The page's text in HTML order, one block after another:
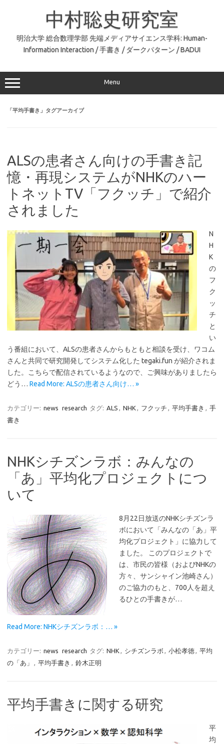
中村聡史研究室
明治大学 総合数理学部 先端メディアサイエンス学科: Human-
Information Interaction / 手書き / ダークパターン / BADUI
Menu
「平均手書き 」タグアーカイブ
ALSの患者さん向けの手書き記
憶・再現システムがNHKのハー
トネットTV「フクッチ」で紹介
されました
N
H
K
の
フ
ク
ッ
チ
と
い
う番組において、ALSの患者さんからもともと相談を受け、ワコム
さんと共同で研究開発してシステム化した tegaki.fun が紹介されま
した。こちらで配信されているようなので、ご興味がありましたら
どう… Read More: ALSの患者さん向け… »
カテゴリー: news research タグ: ALS , NHK , フクッチ , 平均手書き , 手
書き
NHKシチズンラボ：みんなの
「あ」平均化プロジェクトにつ
いて
8月22日放送のNHKシチズンラ
ボにおいて「みんなの「あ」平
均化プロジェクト」に協力して
ました。 このプロジェクトで
は、市民の皆様（およびNHKの
方々、サンシャイン池崎さん）
のご協力のもと、700人を超え
るひとの手書きが…
Read More: NHKシチズンラボ：… »
カテゴリー: news research タグ: NHK , シチズンラボ , 小松孝徳, 平均
の「あ」
, 平均手書き , 鈴木正明
平均手書きに関する研究
平
均